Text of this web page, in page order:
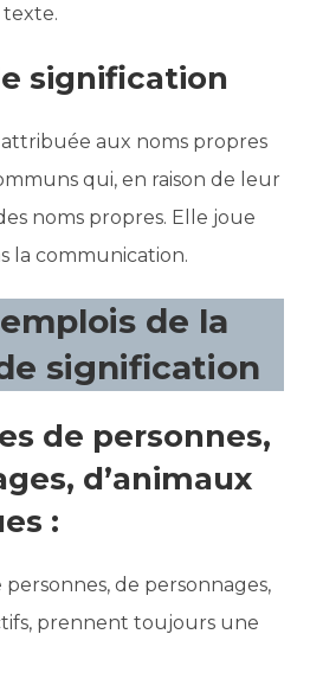
signification
aux noms propres
qui, en raison de leur
noms propres. Elle joue
la communication.
de la
signification
de personnes,
d’animaux
:
de personnages,
prennent toujours une